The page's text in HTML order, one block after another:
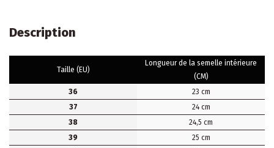
Description
Taille (EU)
Longueur de la semelle intérieure
(CM)
36
23 cm
37
24 cm
38
24,5 cm
39
25 cm